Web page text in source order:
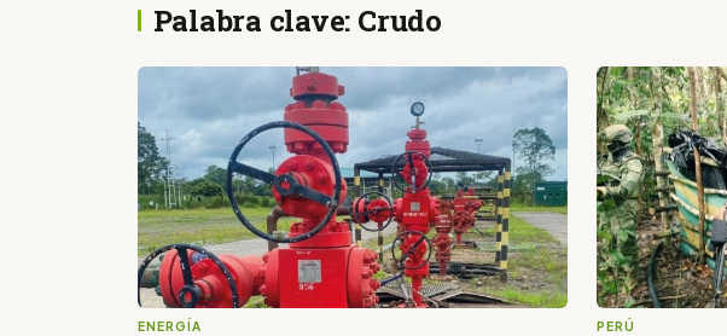
Palabra clave: Crudo
ENERGÍA PERÚ